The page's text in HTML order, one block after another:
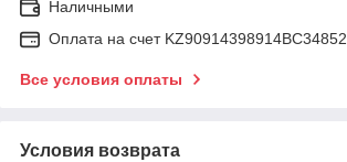
Наличными
Оплата на счет KZ90914398914ВС34852
Все условия оплаты
Условия возврата